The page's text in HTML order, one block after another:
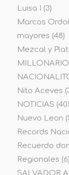
Luisa I (3)
Marcos
mayores (48)
Mezcal y
Nito Aceves
NOTICIAS
Nuevo Leon
Records
Recuerdo
Regionales (6)